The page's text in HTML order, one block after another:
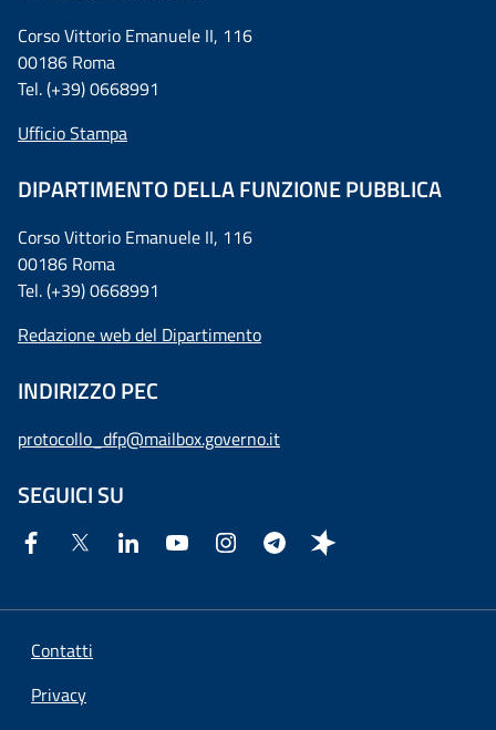
Corso Vittorio Emanuele II, 116
00186 Roma
Tel. (+39) 0668991
Ufficio Stampa
DIPARTIMENTO DELLA FUNZIONE PUBBLICA
Corso Vittorio Emanuele II, 116
00186 Roma
Tel. (+39) 0668991
Redazione web del Dipartimento
INDIRIZZO PEC
protocollo_dfp@mailbox.governo.it
SEGUICI SU
Contatti
Privacy